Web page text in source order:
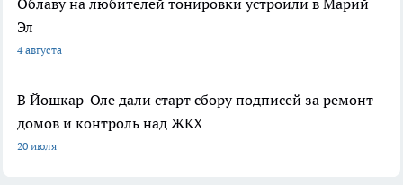
Эл
4 августа
В Йошкар-Оле дали старт сбору подписей за ремонт
домов и контроль над ЖКХ
20 июля